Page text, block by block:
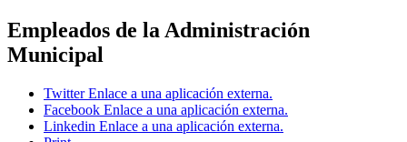
Empleados de la Administración
Municipal
Twitter Enlace a una aplicación externa.
Facebook Enlace a una aplicación externa.
Linkedin Enlace a una aplicación externa.